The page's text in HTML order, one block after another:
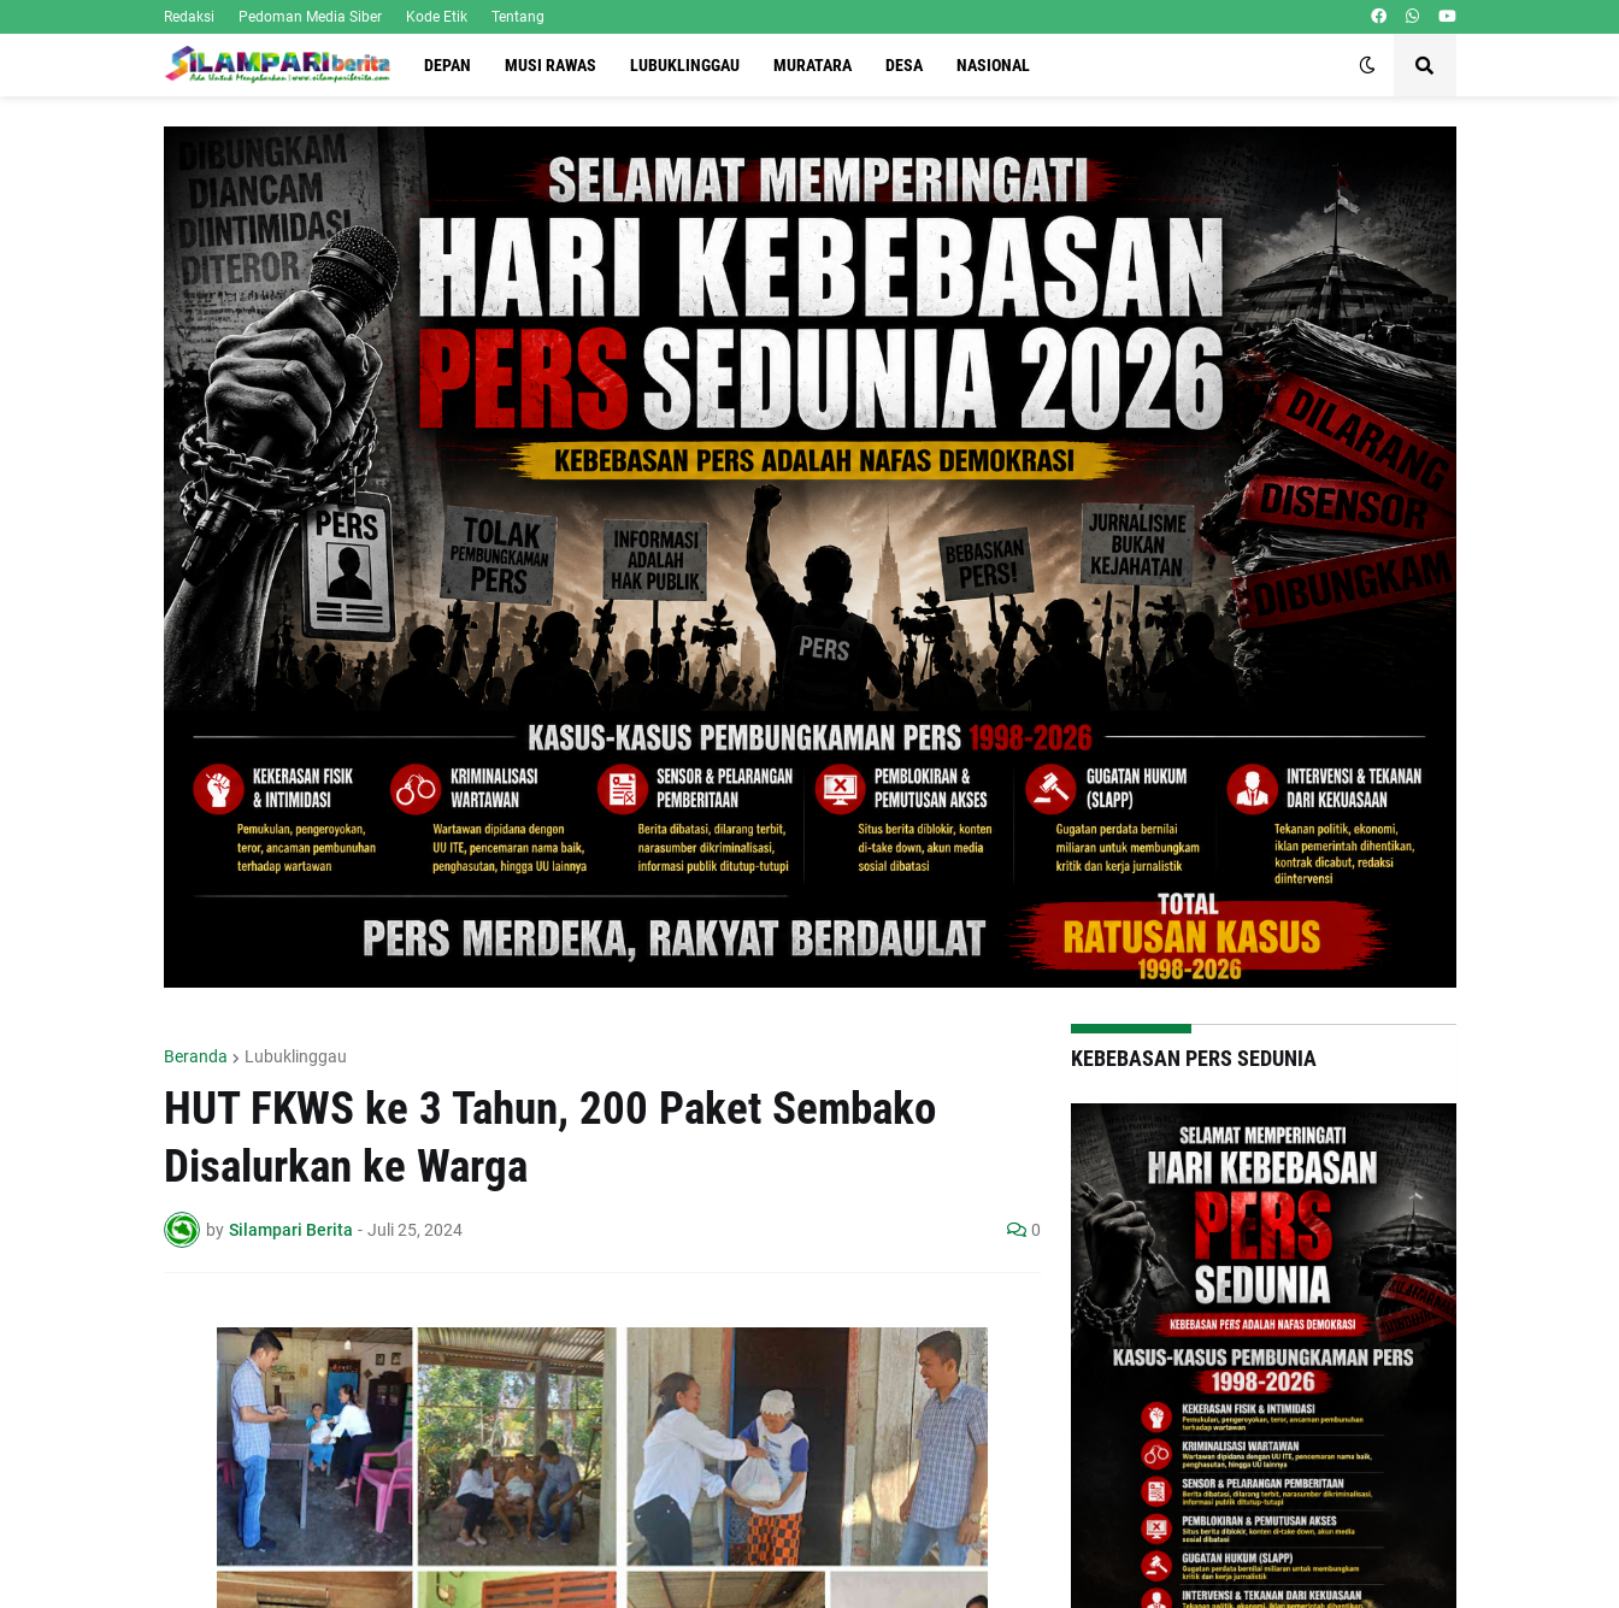
Redaksi Pedoman Media Siber Kode Etik Tentang
DEPAN MUSI RAWAS LUBUKLINGGAU MURATARA DESA NASIONAL
Beranda Lubuklinggau
HUT FKWS ke 3 Tahun, 200 Paket Sembako
Disalurkan ke Warga
by Silampari Berita - Juli 25, 2024 0
KEBEBASAN PERS SEDUNIA